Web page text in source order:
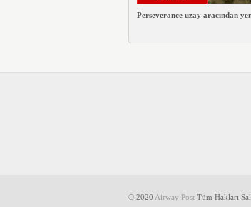
Perseverance uzay aracından
© 2020 Airway PostTüm Hakları